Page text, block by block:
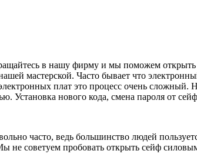
в нашу фирму и мы поможем
мастерской. Часто бывает что
плат это процесс очень
Установка нового кода, смена пароля от
часто, ведь большинство людей
советуем пробовать открыть сейф